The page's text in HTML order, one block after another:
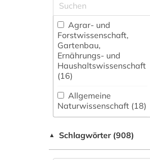
Agrar- und
Forstwissenschaft,
Gartenbau,
Ernährungs- und
Haushaltswissenschaft
(16)
Allgemeine
Naturwissenschaft (18)
fachübergreifende
▲ Schlagwörter (908)